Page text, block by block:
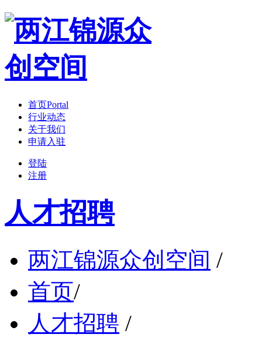
首页Portal
行业动态
关于我们
申请入驻
登陆
注册
人才招聘
两江锦源众创空间 /
首页/
人才招聘 /